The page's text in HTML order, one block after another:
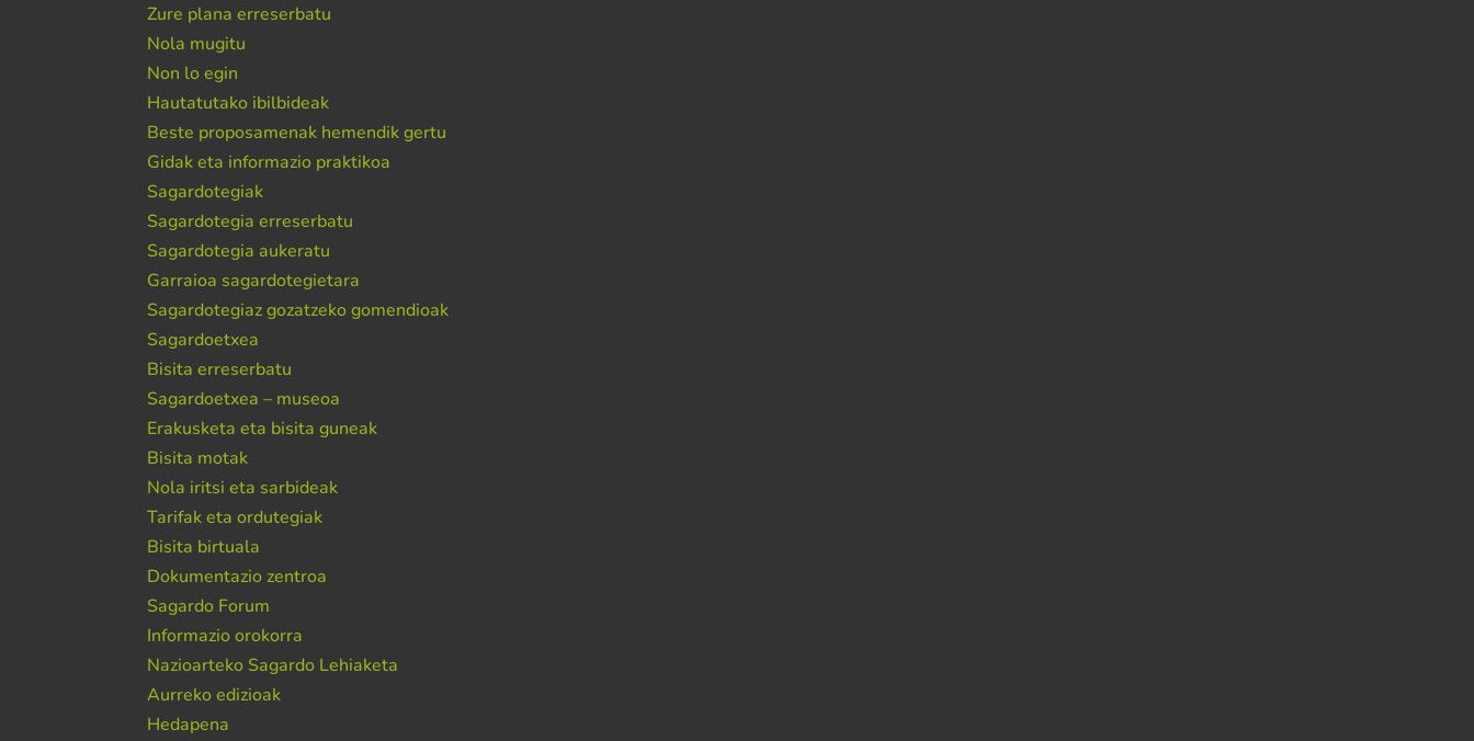
Zure plana erreserbatu
Nola mugitu
Non lo egin
Hautatutako ibilbideak
Beste proposamenak hemendik gertu
Gidak eta informazio praktikoa
Sagardotegiak
Sagardotegia erreserbatu
Sagardotegia aukeratu
Garraioa sagardotegietara
Sagardotegiaz gozatzeko gomendioak
Sagardoetxea
Bisita erreserbatu
Sagardoetxea – museoa
Erakusketa eta bisita guneak
Bisita motak
Nola iritsi eta sarbideak
Tarifak eta ordutegiak
Bisita birtuala
Dokumentazio zentroa
Sagardo Forum
Informazio orokorra
Nazioarteko Sagardo Lehiaketa
Aurreko edizioak
Hedapena